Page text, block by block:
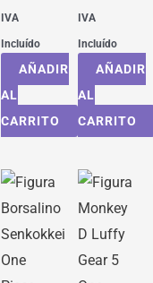
IVA
Incluído
AÑADIR
AL
CARRITO
IVA
Incluído
AÑADIR
AL
CARRITO